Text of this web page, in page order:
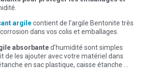
argilecontient de l’argile Bentonite très
dans vos colis et emballages.
absorbanted’humidité sont simples
de les ajouter avec votre matériel dans
en sac plastique, caisse étanche …